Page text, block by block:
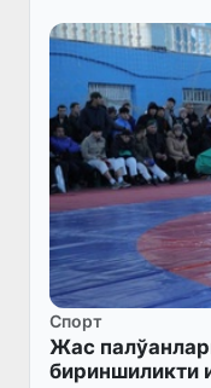
Спорт
Жас
бириншиликти